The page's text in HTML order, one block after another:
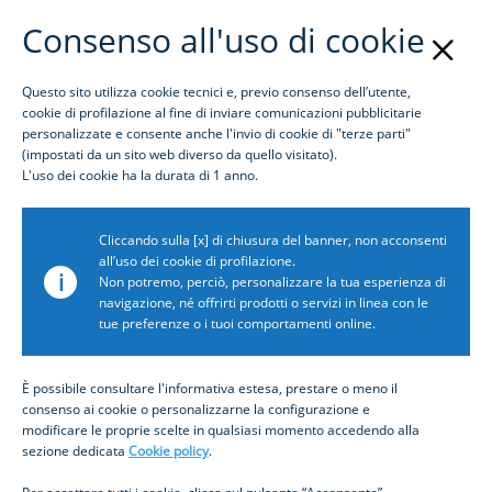
Login
Awards
Award description: Quality Leader in European Large
Corporate Banking
Year: 2022
Icon path:
/content/dam/inbiz/immagini/awards/Greenwich-
quality-leader-2022.jpg
Show icon: false
Related news: (in una nuova scheda)
Consenso all'uso di cookie
Questo sito utilizza cookie tecnici e, previo consenso dell’utente,
cookie di profilazione al fine di inviare comunicazioni pubblicitarie
personalizzate e consente anche l'invio di cookie di "terze parti"
(impostati da un sito web diverso da quello visitato).
L'uso dei cookie ha la durata di 1 anno.
i
Cliccando sulla [x] di chiusura del banner, non acconsenti
all’uso dei cookie di profilazione.
Non potremo, perciò, personalizzare la tua esperienza di
navigazione, né offrirti prodotti o servizi in linea con le
tue preferenze o i tuoi comportamenti online.
È possibile consultare l'informativa estesa, prestare o meno il
consenso ai cookie o personalizzarne la configurazione e
modificare le proprie scelte in qualsiasi momento accedendo alla
sezione dedicata Cookie policy.